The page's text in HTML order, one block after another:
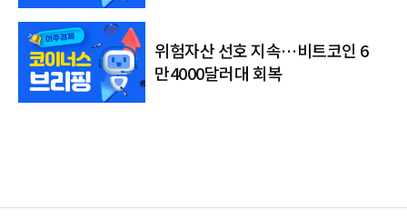
위험자산 선호 지속…비트코인 6
만4000달러대 회복